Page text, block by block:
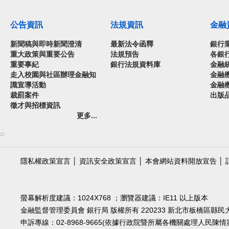
公告資訊
新聞稿與即時新聞澄清
重大政策與重要公告
重要事紀
走入校園與社區辦理金融知
識宣導活動
裁罰案件
徵才與招標資訊
更多...
法規資訊
最新法令函釋
法規預告
銀行法規資料庫
金融
銀行
各銀
金融
金融
金融
出版
:::
隱私權政策宣言 資訊安全政策宣言 本會網站資料開放宣告
螢幕解析度建議：1024X768 ；瀏覽器建議：IE11 以上版本
金融監督管理委員會 銀行局 版權所有 220233 新北市板橋區縣
申訴專線：02-8968-9665(依據行政院暨所屬各機關處理人民陳